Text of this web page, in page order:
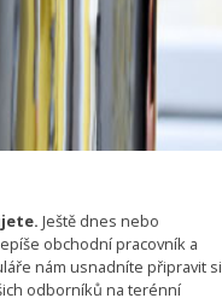
Ještě dnes nebo
obchodní pracovník a
nám usnadníte připravit si
odborníků na terénní